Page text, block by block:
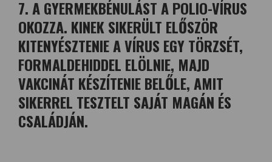
7. A GYERMEKBÉNULÁST A POLIO-VÍRUS
OKOZZA. KINEK SIKERÜLT ELŐSZÖR
KITENYÉSZTENIE A VÍRUS EGY TÖRZSÉT,
FORMALDEHIDDEL ELÖLNIE, MAJD
VAKCINÁT KÉSZÍTENIE BELŐLE, AMIT
SIKERREL TESZTELT SAJÁT MAGÁN ÉS
CSALÁDJÁN.